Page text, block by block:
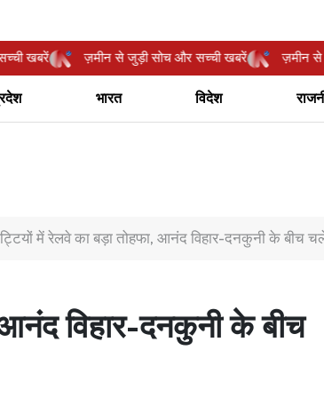
सच्ची खबरें ज़मीन से जुड़ी सोच और सच्ची खबरें
भारत विदेश
में रेलवे का बड़ा तोहफा, आनंद विहार-दनकुनी के बीच
विहार-दनकुनी के बीच